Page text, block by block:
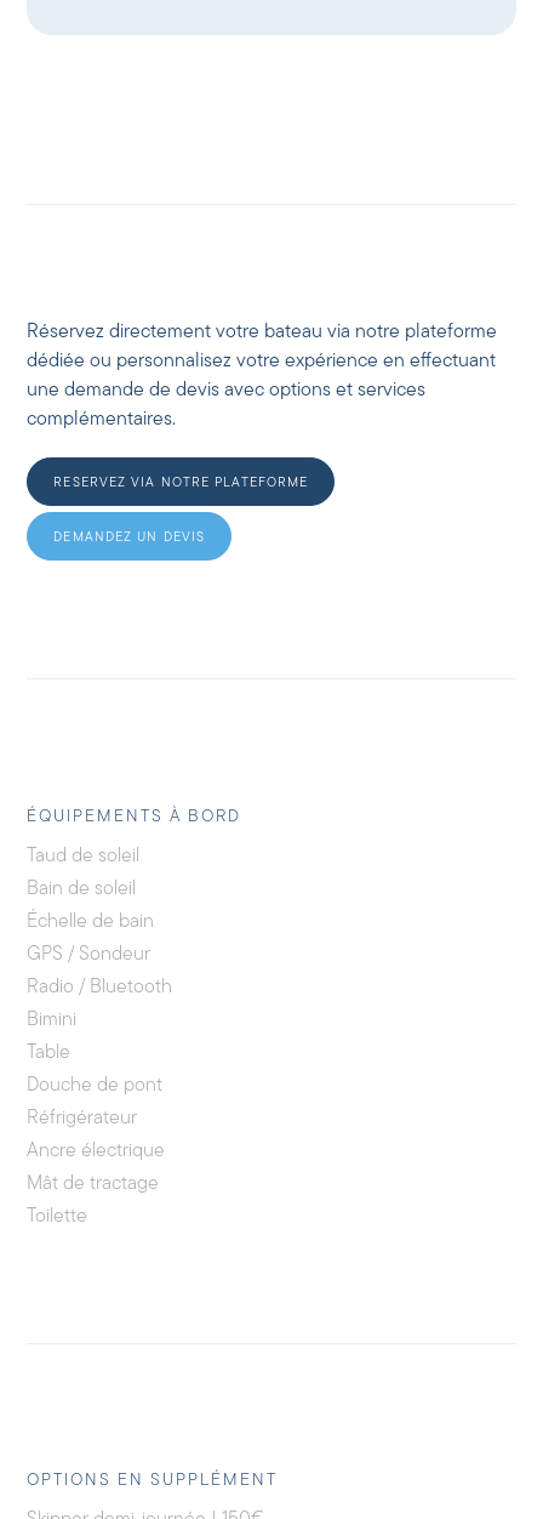
Réservez directement votre bateau via notre plateforme
dédiée ou personnalisez votre expérience en effectuant
une demande de devis avec options et services
complémentaires.
RESERVEZ VIA NOTRE PLATEFORME
DEMANDEZ UN DEVIS
ÉQUIPEMENTS À BORD
Taud de soleil
Bain de soleil
Échelle de bain
GPS / Sondeur
Radio / Bluetooth
Bimini
Table
Douche de pont
Réfrigérateur
Ancre électrique
Mât de tractage
Toilette
OPTIONS EN SUPPLÉMENT